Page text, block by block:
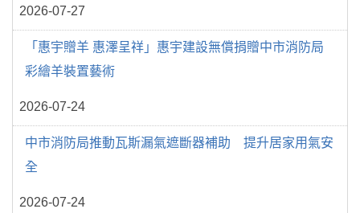
2026-07-27
「惠宇贈羊 惠澤呈祥」惠宇建設無償捐贈中市消防局
彩繪羊裝置藝術
2026-07-24
中市消防局推動瓦斯漏氣遮斷器補助 提升居家用氣安
全
2026-07-24